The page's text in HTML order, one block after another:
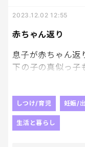
赤ちゃん返り
2023.12.02 12:55
息子が赤ちゃん返
下の子の真似っ子
かまってアピール
これっていずれ直
付き合っていて良
🥲
しつけ/育児 妊娠/
生活と暮らし